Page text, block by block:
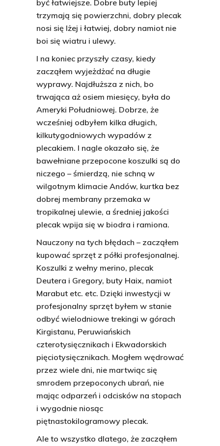
być łatwiejsze. Dobre buty lepiej
trzymają się powierzchni, dobry plecak
nosi się lżej i łatwiej, dobry namiot nie
boi się wiatru i ulewy.
I na koniec przyszły czasy, kiedy
zacząłem wyjeżdżać na długie
wyprawy. Najdłuższa z nich, bo
trwająca aż osiem miesięcy, była do
Ameryki Południowej. Dobrze, że
wcześniej odbyłem kilka długich,
kilkutygodniowych wypadów z
plecakiem. I nagle okazało się, że
bawełniane przepocone koszulki są do
niczego – śmierdzą, nie schną w
wilgotnym klimacie Andów, kurtka bez
dobrej membrany przemaka w
tropikalnej ulewie, a średniej jakości
plecak wpija się w biodra i ramiona.
Nauczony na tych błędach – zacząłem
kupować sprzęt z półki profesjonalnej.
Koszulki z wełny merino, plecak
Deutera i Gregory, buty Haix, namiot
Marabut etc. etc. Dzięki inwestycji w
profesjonalny sprzęt byłem w stanie
odbyć wielodniowe trekingi w górach
Kirgistanu, Peruwiańskich
czterotysięcznikach i Ekwadorskich
pięciotysięcznikach. Mogłem wędrować
przez wiele dni, nie martwiąc się
smrodem przepoconych ubrań, nie
mając odparzeń i odcisków na stopach
i wygodnie niosąc
piętnastokilogramowy plecak.
Ale to wszystko dlatego, że zacząłem